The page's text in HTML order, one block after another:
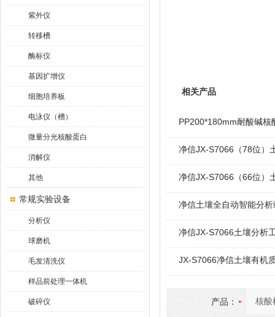
紫外仪
转移槽
酶标仪
基因扩增仪
细胞培养板
电泳仪（槽）
微量分光核酸蛋白
消解仪
其他
常规实验设备
分析仪
球磨机
毛发清洗仪
样品前处理一体机
破碎仪
相关产品
PP200*180mm耐酸碱
净信JX-S7066（78位）
净信JX-S7066（66位）
净信土壤全自动智能分
净信JX-S7066土壤分析
JX-S7066净信土壤有机
产品：